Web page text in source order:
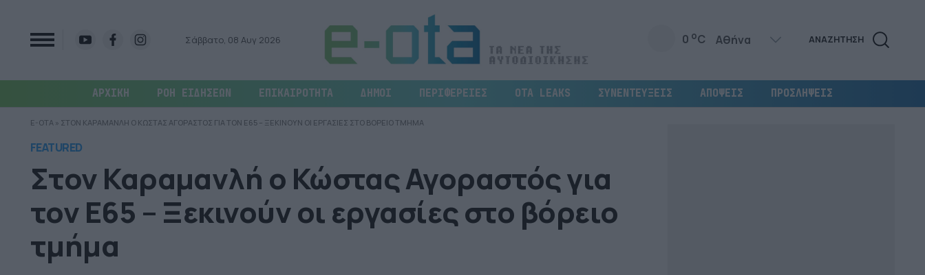
Σάββατο, 08 Αυγ 2026 0 oC ΑΝΑΖΗΤΗΣΗ
ΑΡΧΙΚΗ ΡΟΗ ΕΙΔΗΣΕΩΝ ΕΠΙΚΑΙΡΟΤΗΤΑ ΔΗΜΟΙ ΠΕΡΙΦΕΡΕΙΕΣ OTA LEAKS ΣΥΝΕΝΤΕΥΞΕΙΣ ΑΠΟΨΕΙΣ ΠΡΟΣΛΗΨΕΙΣ
E-OTA » ΣΤΟΝ ΚΑΡΑΜΑΝΛΗ Ο ΚΩΣΤΑΣ ΑΓΟΡΑΣΤΟΣ ΓΙΑ ΤΟΝ Ε65 – ΞΕΚΙΝΟΥΝ ΟΙ ΕΡΓΑΣΙΕΣ ΣΤΟ ΒΟΡΕΙΟ ΤΜΗΜΑ
FEATURED
Στον Καραμανλή ο Κώστας Αγοραστός για
τον Ε65 – Ξεκινούν οι εργασίες στο βόρειο
τμήμα